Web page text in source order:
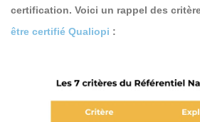
certification. Voici un rappel des
être certifié Qualiopi :